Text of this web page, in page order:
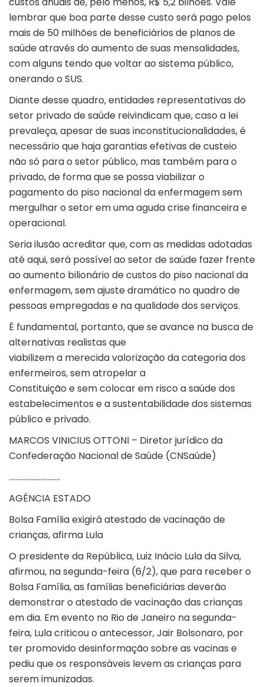
lembrar que boa parte desse custo será pago pelos
mais de 50 milhões de beneficiários de planos de
saúde através do aumento de suas mensalidades,
com alguns tendo que voltar ao sistema público,
onerando o SUS.
Diante desse quadro, entidades representativas do
setor privado de saúde reivindicam que, caso a lei
prevaleça, apesar de suas inconstitucionalidades, é
necessário que haja garantias efetivas de custeio
não só para o setor público, mas também para o
privado, de forma que se possa viabilizar o
pagamento do piso nacional da enfermagem sem
mergulhar o setor em uma aguda crise financeira e
operacional.
Seria ilusão acreditar que, com as medidas adotadas
até aqui, será possível ao setor de saúde fazer frente
ao aumento bilionário de custos do piso nacional da
enfermagem, sem ajuste dramático no quadro de
pessoas empregadas e na qualidade dos serviços.
É fundamental, portanto, que se avance na busca de
alternativas realistas que
viabilizem a merecida valorização da categoria dos
enfermeiros, sem atropelar a
Constituição e sem colocar em risco a saúde dos
estabelecimentos e a sustentabilidade dos sistemas
público e privado.
MARCOS VINICIUS OTTONI – Diretor jurídico da
Confederação Nacional de Saúde (CNSaúde)
………………………..
AGÊNCIA ESTADO
Bolsa Família exigirá atestado de vacinação de
crianças, afirma Lula
O presidente da República, Luiz Inácio Lula da Silva,
afirmou, na segunda-feira (6/2), que para receber o
Bolsa Família, as famílias beneficiárias deverão
demonstrar o atestado de vacinação das crianças
em dia. Em evento no Rio de Janeiro na segunda-
feira, Lula criticou o antecessor, Jair Bolsonaro, por
ter promovido desinformação sobre as vacinas e
pediu que os responsáveis levem as crianças para
serem imunizadas.